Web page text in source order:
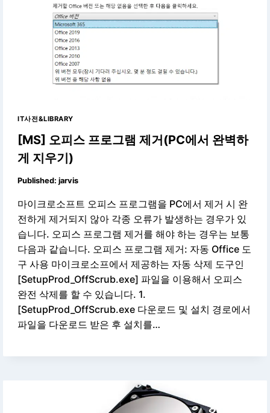
IT사전&LIBRARY
[MS] 오피스 프로그램 제거(PC에서 완벽하
게 지우기)
Published: jarvis
마이크로소프트 오피스 프로그램을 PC에서 제거 시 완
전하게 제거되지 않아 각종 오류가 발생하는 경우가 있
습니다. 오피스 프로그램 제거를 해야 하는 경우는 보통
다음과 같습니다. 오피스 프로그램 제거: 자동 Office 도
구 사용 마이크로소프에서 제공하는 자동 삭제 도구인
[SetupProd_OffScrub.exe] 파일을 이용해서 오피스
완전 삭제를 할 수 있습니다. 1.
[SetupProd_OffScrub.exe 다운로드 및 설치 경로에서
파일을 다운로드 받은 후 설치를…